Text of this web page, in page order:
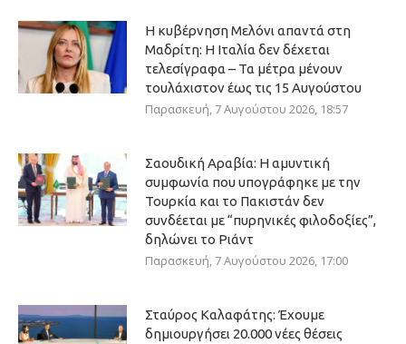
Η κυβέρνηση Μελόνι απαντά στη
Μαδρίτη: Η Ιταλία δεν δέχεται
τελεσίγραφα – Τα μέτρα μένουν
τουλάχιστον έως τις 15 Αυγούστου
Παρασκευή, 7 Αυγούστου 2026, 18:57
Σαουδική Αραβία: Η αμυντική
συμφωνία που υπογράφηκε με την
Τουρκία και το Πακιστάν δεν
συνδέεται με “πυρηνικές φιλοδοξίες”,
δηλώνει το Ριάντ
Παρασκευή, 7 Αυγούστου 2026, 17:00
Σταύρος Καλαφάτης: Έχουμε
δημιουργήσει 20.000 νέες θέσεις